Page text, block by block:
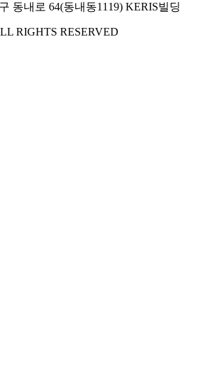
동내로 64(동내동1119) KERIS빌딩
RIGHTS RESERVED